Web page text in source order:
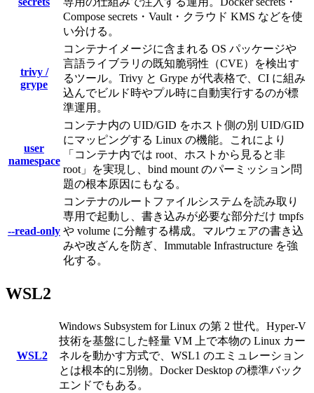
Compose secrets・Vault・クラウド KMS などを使
い分ける。
trivy /
grype
コンテナイメージに含まれる OS パッケージや
言語ライブラリの既知脆弱性（CVE）を検出す
るツール。Trivy と Grype が代表格で、CI に組み
込んでビルド時やプル時に自動実行するのが標
準運用。
user
namespace
コンテナ内の UID/GID をホスト側の別 UID/GID
にマッピングする Linux の機能。これにより
「コンテナ内では root、ホストから見ると非
root」を実現し、bind mount のパーミッション問
題の根本原因にもなる。
--read-only
コンテナのルートファイルシステムを読み取り
専用で起動し、書き込みが必要な部分だけ tmpfs
や volume に分離する構成。マルウェアの書き込
みや改ざんを防ぎ、Immutable Infrastructure を強
化する。
WSL2
WSL2
Windows Subsystem for Linux の第 2 世代。Hyper-V
技術を基盤にした軽量 VM 上で本物の Linux カー
ネルを動かす方式で、WSL1 のエミュレーション
とは根本的に別物。Docker Desktop の標準バック
エンドでもある。